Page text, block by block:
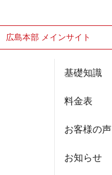
広島本部 メインサイト
基礎知識
料金表
お客様の声
お知らせ